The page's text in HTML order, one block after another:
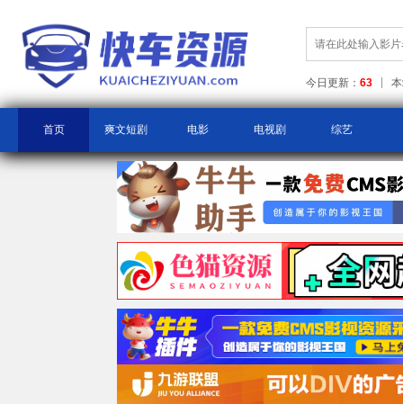
今日更新： 63
首页 爽文短剧 电影 电视剧 综艺